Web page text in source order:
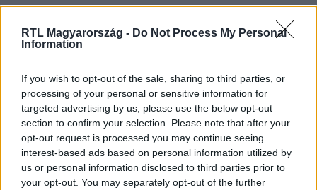
RTL Magyarország - Do Not Process My Personal
Information
If you wish to opt-out of the sale, sharing to third parties, or
processing of your personal or sensitive information for
targeted advertising by us, please use the below opt-out
section to confirm your selection. Please note that after your
opt-out request is processed you may continue seeing
interest-based ads based on personal information utilized by
us or personal information disclosed to third parties prior to
your opt-out. You may separately opt-out of the further
legyen a Google-találatokban!